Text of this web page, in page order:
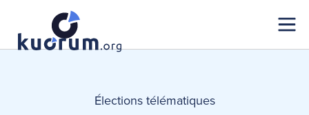
Élections télématiques